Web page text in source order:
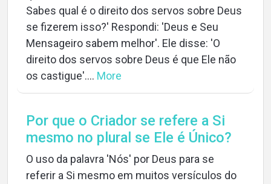
Sabes qual é o direito dos servos sobre Deus
se fizerem isso?' Respondi: 'Deus e Seu
Mensageiro sabem melhor'. Ele disse: 'O
direito dos servos sobre Deus é que Ele não
os castigue'.... More
Por que o Criador se refere a Si
mesmo no plural se Ele é Único?
O uso da palavra 'Nós' por Deus para se
referir a Si mesmo em muitos versículos do